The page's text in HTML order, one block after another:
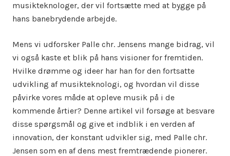
musikteknologer, der vil fortsætte med at bygge på
hans banebrydende arbejde.
Mens vi udforsker Palle chr. Jensens mange bidrag, vil
vi også kaste et blik på hans visioner for fremtiden.
Hvilke drømme og ideer har han for den fortsatte
udvikling af musikteknologi, og hvordan vil disse
påvirke vores måde at opleve musik på i de
kommende årtier? Denne artikel vil forsøge at besvare
disse spørgsmål og give et indblik i en verden af
innovation, der konstant udvikler sig, med Palle chr.
Jensen som en af dens mest fremtrædende pionerer.